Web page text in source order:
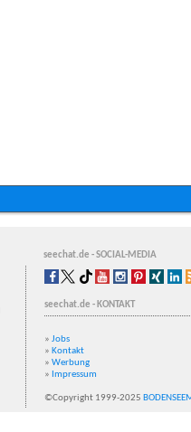
seechat.de - SOCIAL-MEDIA
seechat.de - KONTAKT
» Jobs
» Kontakt
» Werbung
» Impressum
©Copyright 1999-2025